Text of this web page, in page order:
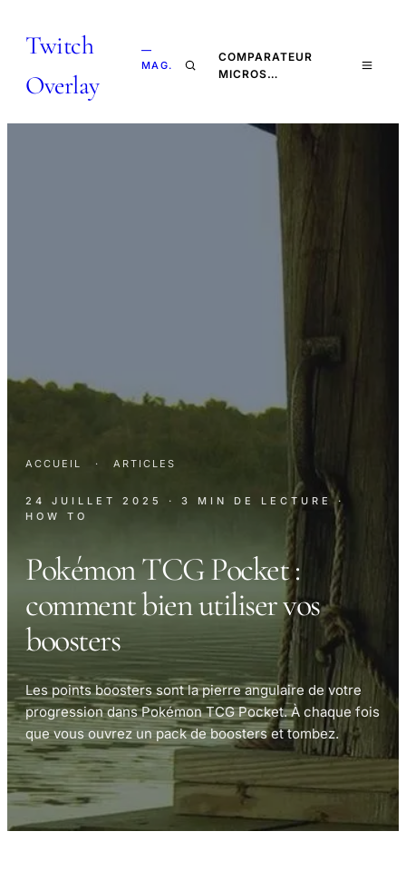
Twitch
Overlay
—
MAG.
COMPARATEUR
MICROS…
ACCUEIL · ARTICLES
24 JUILLET 2025 · 3 MIN DE LECTURE
·
HOW TO
Pokémon TCG Pocket :
comment bien utiliser vos
boosters
Les points boosters sont la pierre angulaire de votre
progression dans Pokémon TCG Pocket. À chaque fois
que vous ouvrez un pack de boosters et tombez.